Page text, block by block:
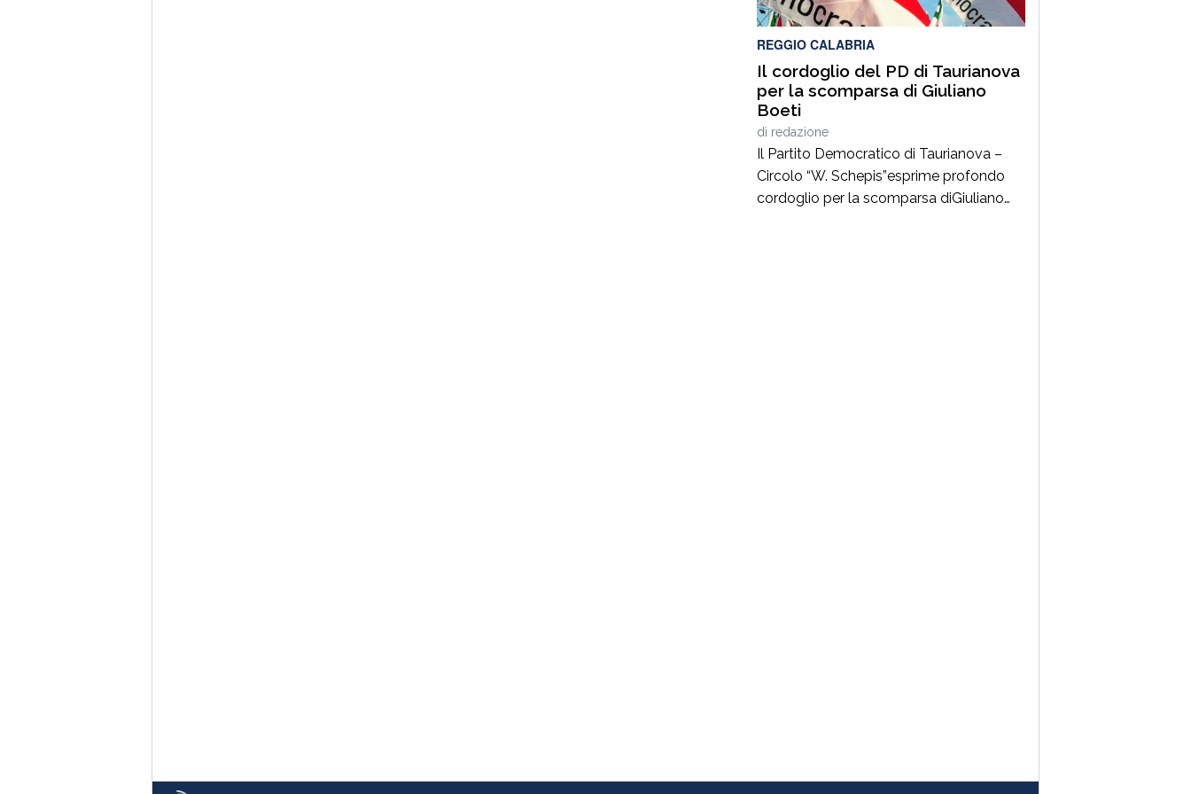
intervenuta all’incontro di presentazione
del libro “Realtà […]
REGGIO CALABRIA
Il cordoglio del PD di Taurianova
per la scomparsa di Giuliano
Boeti
di redazione
Il Partito Democratico di Taurianova –
Circolo “W. Schepis”esprime profondo
cordoglio per la scomparsa diGiuliano